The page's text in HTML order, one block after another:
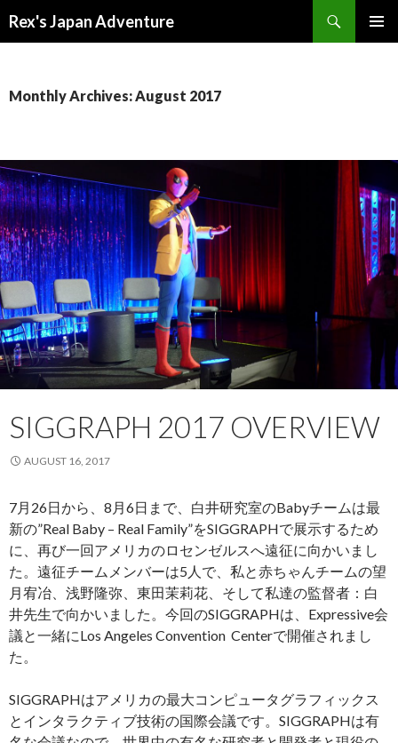
Rex's Japan Adventure
Monthly Archives: August 2017
SIGGRAPH 2017 OVERVIEW
AUGUST 16, 2017
7月26日から、8月6日まで、白井研究室のBabyチームは最
新の”Real Baby – Real Family”をSIGGRAPHで展示するため
に、再び一回アメリカのロセンゼルスへ遠征に向かいまし
た。遠征チームメンバーは5人で、私と赤ちゃんチームの望
月宥冶、浅野隆弥、東田茉莉花、そして私達の監督者：白
井先生で向かいました。今回のSIGGRAPHは、Expressive会
議と一緒にLos Angeles Convention Centerで開催されまし
た。
SIGGRAPHはアメリカの最大コンピュータグラフィックス
とインタラクティブ技術の国際会議です。SIGGRAPHは有